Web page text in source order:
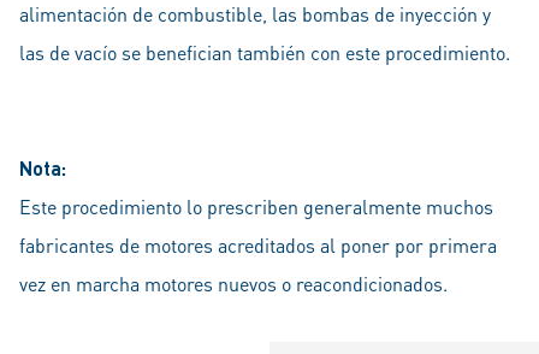
alimentación de combustible, las bombas de inyección y
las de vacío se benefician también con este procedimiento.
Nota:
Este procedimiento lo prescriben generalmente muchos
fabricantes de motores acreditados al poner por primera
vez en marcha motores nuevos o reacondicionados.